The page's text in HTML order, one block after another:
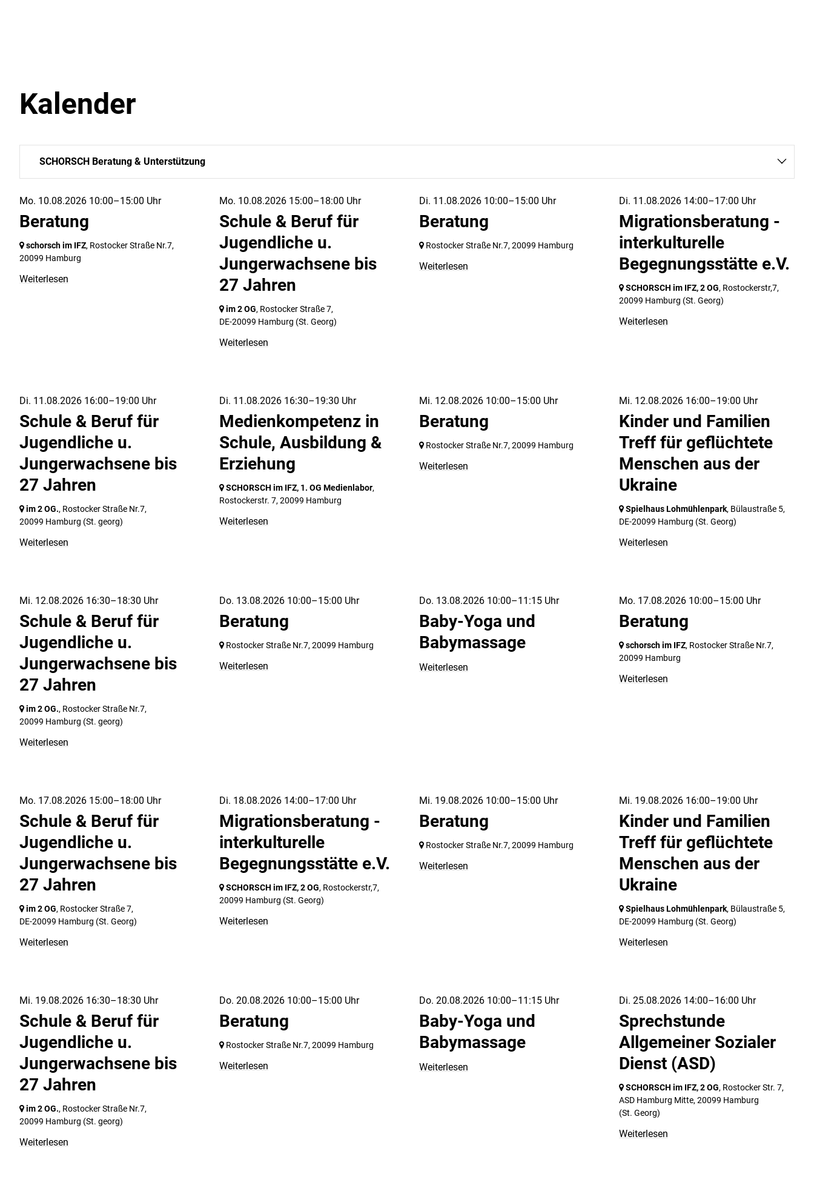
Kalender
SCHORSCH Beratung & Unterstützung
Mo. 10.08.2026 10:00–15:00 Uhr
Beratung
schorsch im IFZ, Rostocker Straße Nr.7,
20099 Hamburg
Weiterlesen
Mo. 10.08.2026 15:00–18:00 Uhr
Schule & Beruf für
Jugendliche u.
Jungerwachsene bis
27 Jahren
im 2 OG, Rostocker Straße 7,
DE-20099 Hamburg (St. Georg)
Weiterlesen
Di. 11.08.2026 10:00–15:00 Uhr
Beratung
Rostocker Straße Nr.7, 20099 Hamburg
Weiterlesen
Di. 11.08.2026 14:00–17:00 Uhr
Migrationsberatung -
interkulturelle
Begegnungsstätte e.V.
SCHORSCH im IFZ, 2 OG, Rostockerstr,7,
20099 Hamburg (St. Georg)
Weiterlesen
Di. 11.08.2026 16:00–19:00 Uhr
Schule & Beruf für
Jugendliche u.
Jungerwachsene bis
27 Jahren
im 2 OG., Rostocker Straße Nr.7,
20099 Hamburg (St. georg)
Weiterlesen
Di. 11.08.2026 16:30–19:30 Uhr
Medienkompetenz in
Schule, Ausbildung &
Erziehung
SCHORSCH im IFZ, 1. OG Medienlabor,
Rostockerstr. 7, 20099 Hamburg
Weiterlesen
Mi. 12.08.2026 10:00–15:00 Uhr
Beratung
Rostocker Straße Nr.7, 20099 Hamburg
Weiterlesen
Mi. 12.08.2026 16:00–19:00 Uhr
Kinder und Familien
Treff für geflüchtete
Menschen aus der
Ukraine
Spielhaus Lohmühlenpark, Bülaustraße 5,
DE-20099 Hamburg (St. Georg)
Weiterlesen
Mi. 12.08.2026 16:30–18:30 Uhr
Schule & Beruf für
Jugendliche u.
Jungerwachsene bis
27 Jahren
im 2 OG., Rostocker Straße Nr.7,
20099 Hamburg (St. georg)
Weiterlesen
Do. 13.08.2026 10:00–15:00 Uhr
Beratung
Rostocker Straße Nr.7, 20099 Hamburg
Weiterlesen
Do. 13.08.2026 10:00–11:15 Uhr
Baby-Yoga und
Babymassage
Weiterlesen
Mo. 17.08.2026 10:00–15:00 Uhr
Beratung
schorsch im IFZ, Rostocker Straße Nr.7,
20099 Hamburg
Weiterlesen
Mo. 17.08.2026 15:00–18:00 Uhr
Schule & Beruf für
Jugendliche u.
Jungerwachsene bis
27 Jahren
im 2 OG, Rostocker Straße 7,
DE-20099 Hamburg (St. Georg)
Weiterlesen
Di. 18.08.2026 14:00–17:00 Uhr
Migrationsberatung -
interkulturelle
Begegnungsstätte e.V.
SCHORSCH im IFZ, 2 OG, Rostockerstr,7,
20099 Hamburg (St. Georg)
Weiterlesen
Mi. 19.08.2026 10:00–15:00 Uhr
Beratung
Rostocker Straße Nr.7, 20099 Hamburg
Weiterlesen
Mi. 19.08.2026 16:00–19:00 Uhr
Kinder und Familien
Treff für geflüchtete
Menschen aus der
Ukraine
Spielhaus Lohmühlenpark, Bülaustraße 5,
DE-20099 Hamburg (St. Georg)
Weiterlesen
Mi. 19.08.2026 16:30–18:30 Uhr
Schule & Beruf für
Jugendliche u.
Jungerwachsene bis
27 Jahren
im 2 OG., Rostocker Straße Nr.7,
20099 Hamburg (St. georg)
Weiterlesen
Do. 20.08.2026 10:00–15:00 Uhr
Beratung
Rostocker Straße Nr.7, 20099 Hamburg
Weiterlesen
Do. 20.08.2026 10:00–11:15 Uhr
Baby-Yoga und
Babymassage
Weiterlesen
Di. 25.08.2026 14:00–16:00 Uhr
Sprechstunde
Allgemeiner Sozialer
Dienst (ASD)
SCHORSCH im IFZ, 2 OG, Rostocker Str. 7,
ASD Hamburg Mitte, 20099 Hamburg
(St. Georg)
Weiterlesen